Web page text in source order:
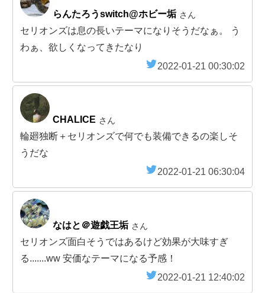
らんたろうswitch@ホビー垢 さん
セリオンズは息の長いテーマになりそうだなぁ。 う
わぁ、欲しくなってきたなり
2022-01-21 00:30:02
CHALICE さん
輪廻独断＋セリオンズで何でも装備できるの楽しそ
うだな
2022-01-21 06:30:04
なはと＠遊戯王垢 さん
セリオンズ面白そうではあるけど効果が大味すぎ
る.......ww 安価なテーマになる予感！
2022-01-21 12:40:02